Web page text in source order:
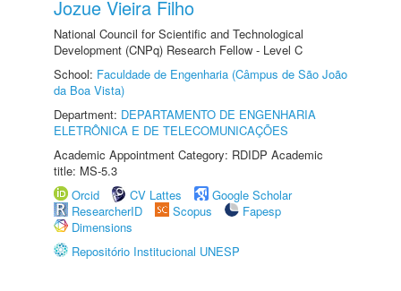
Jozue Vieira Filho
National Council for Scientific and Technological
Development (CNPq) Research Fellow - Level C
School: Faculdade de Engenharia (Câmpus de São João
da Boa Vista)
Department: DEPARTAMENTO DE ENGENHARIA
ELETRÔNICA E DE TELECOMUNICAÇÕES
Academic Appointment Category: RDIDP Academic
title: MS-5.3
Orcid
CV Lattes
Google Scholar
ResearcherID
Scopus
Fapesp
Dimensions
Repositório Institucional UNESP